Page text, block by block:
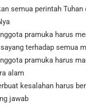
semua perintah Tuhan
pramuka harus
terhadap semua
pramuka harus
alam
kesalahan harus
jawab